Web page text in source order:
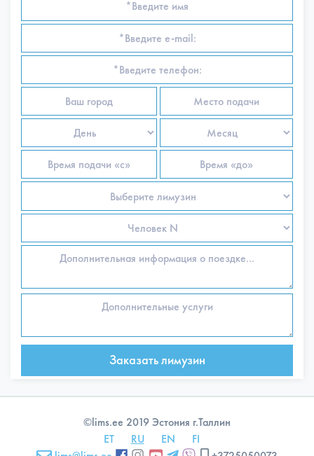
©lims.ee 2019 Эстония г.Таллин
ET
RU EN
FI